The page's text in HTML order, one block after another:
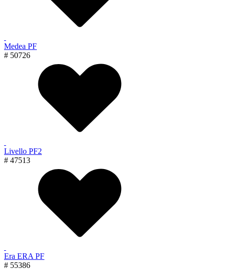
Medea PF
# 50726
Livello PF2
# 47513
Era ERA PF
# 55386